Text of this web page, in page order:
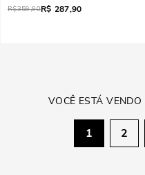
R$359,90R$ 287,90
VOCÊ ESTÁ VENDO
1 2